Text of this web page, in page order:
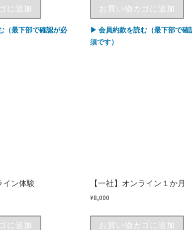
に追加
（最下部で確認が必
お買い物カゴに追加
▶ 会員約款を読む（最下部で確
須です）
イン体験
に追加
【一社】オンライン１か月
¥8,000
お買い物カゴに追加